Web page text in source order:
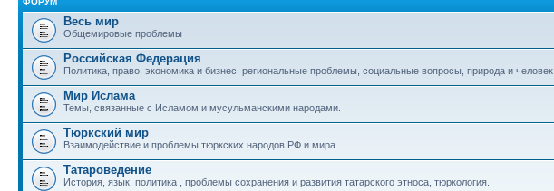
Весь мир
Общемировые проблемы
Российская Федерация
Политика, право, экономика и бизнес, региональные проблемы, социальные вопросы, природа и человек.
Мир Ислама
Темы, связанные с Исламом и мусульманскими народами.
Тюркский мир
Взаимодействие и проблемы тюркских народов РФ и мира
Татароведение
История, язык, политика , проблемы сохранения и развития татарского этноса, тюркология.